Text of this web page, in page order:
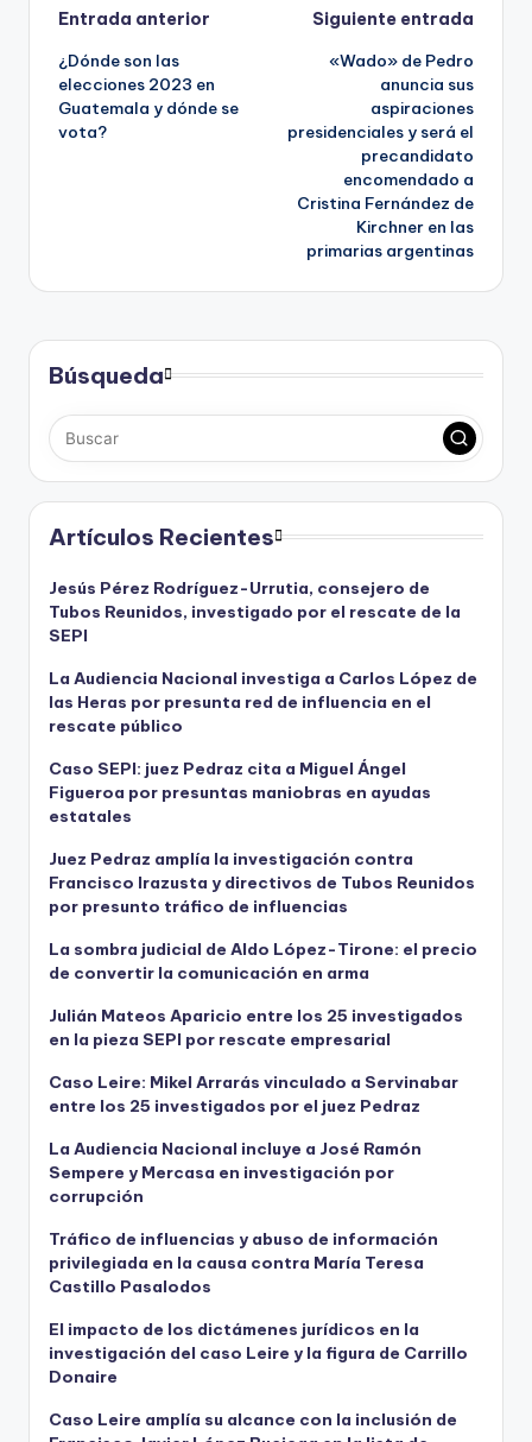
Navegación
de
entradas
Entrada anterior
¿Dónde son las
elecciones 2023 en
Guatemala y dónde se
vota?
Siguiente entrada
«Wado» de Pedro
anuncia sus
aspiraciones
presidenciales y será el
precandidato
encomendado a
Cristina Fernández de
Kirchner en las
primarias argentinas
Búsqueda
Artículos Recientes
Jesús Pérez Rodríguez-Urrutia, consejero de
Tubos Reunidos, investigado por el rescate de la
SEPI
La Audiencia Nacional investiga a Carlos López de
las Heras por presunta red de influencia en el
rescate público
Caso SEPI: juez Pedraz cita a Miguel Ángel
Figueroa por presuntas maniobras en ayudas
estatales
Juez Pedraz amplía la investigación contra
Francisco Irazusta y directivos de Tubos Reunidos
por presunto tráfico de influencias
La sombra judicial de Aldo López-Tirone: el precio
de convertir la comunicación en arma
Julián Mateos Aparicio entre los 25 investigados
en la pieza SEPI por rescate empresarial
Caso Leire: Mikel Arrarás vinculado a Servinabar
entre los 25 investigados por el juez Pedraz
La Audiencia Nacional incluye a José Ramón
Sempere y Mercasa en investigación por
corrupción
Tráfico de influencias y abuso de información
privilegiada en la causa contra María Teresa
Castillo Pasalodos
El impacto de los dictámenes jurídicos en la
investigación del caso Leire y la figura de Carrillo
Donaire
Caso Leire amplía su alcance con la inclusión de